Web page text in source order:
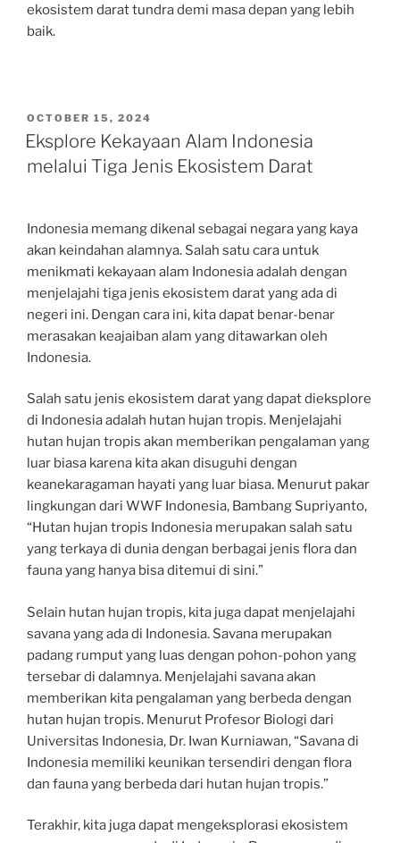
ekosistem darat tundra demi masa depan yang lebih
baik.
POSTED
ON
OCTOBER 15, 2024
Eksplore Kekayaan Alam Indonesia
melalui Tiga Jenis Ekosistem Darat
Indonesia memang dikenal sebagai negara yang kaya
akan keindahan alamnya. Salah satu cara untuk
menikmati kekayaan alam Indonesia adalah dengan
menjelajahi tiga jenis ekosistem darat yang ada di
negeri ini. Dengan cara ini, kita dapat benar-benar
merasakan keajaiban alam yang ditawarkan oleh
Indonesia.
Salah satu jenis ekosistem darat yang dapat dieksplore
di Indonesia adalah hutan hujan tropis. Menjelajahi
hutan hujan tropis akan memberikan pengalaman yang
luar biasa karena kita akan disuguhi dengan
keanekaragaman hayati yang luar biasa. Menurut pakar
lingkungan dari WWF Indonesia, Bambang Supriyanto,
“Hutan hujan tropis Indonesia merupakan salah satu
yang terkaya di dunia dengan berbagai jenis flora dan
fauna yang hanya bisa ditemui di sini.”
Selain hutan hujan tropis, kita juga dapat menjelajahi
savana yang ada di Indonesia. Savana merupakan
padang rumput yang luas dengan pohon-pohon yang
tersebar di dalamnya. Menjelajahi savana akan
memberikan kita pengalaman yang berbeda dengan
hutan hujan tropis. Menurut Profesor Biologi dari
Universitas Indonesia, Dr. Iwan Kurniawan, “Savana di
Indonesia memiliki keunikan tersendiri dengan flora
dan fauna yang berbeda dari hutan hujan tropis.”
Terakhir, kita juga dapat mengeksplorasi ekosistem